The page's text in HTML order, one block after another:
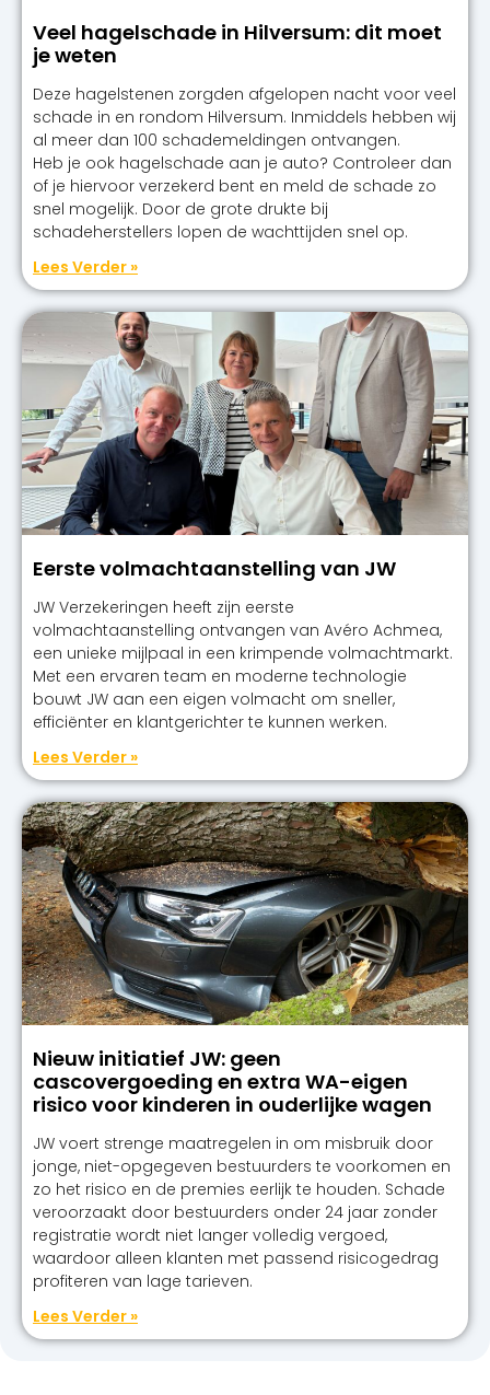
Veel hagelschade in Hilversum: dit moet
je weten
Deze hagelstenen zorgden afgelopen nacht voor veel
schade in en rondom Hilversum. Inmiddels hebben wij
al meer dan 100 schademeldingen ontvangen.
Heb je ook hagelschade aan je auto? Controleer dan
of je hiervoor verzekerd bent en meld de schade zo
snel mogelijk. Door de grote drukte bij
schadeherstellers lopen de wachttijden snel op.
Lees Verder »
Eerste volmachtaanstelling van JW
JW Verzekeringen heeft zijn eerste
volmachtaanstelling ontvangen van Avéro Achmea,
een unieke mijlpaal in een krimpende volmachtmarkt.
Met een ervaren team en moderne technologie
bouwt JW aan een eigen volmacht om sneller,
efficiënter en klantgerichter te kunnen werken.
Lees Verder »
Nieuw initiatief JW: geen
cascovergoeding en extra WA-eigen
risico voor kinderen in ouderlijke wagen
JW voert strenge maatregelen in om misbruik door
jonge, niet-opgegeven bestuurders te voorkomen en
zo het risico en de premies eerlijk te houden. Schade
veroorzaakt door bestuurders onder 24 jaar zonder
registratie wordt niet langer volledig vergoed,
waardoor alleen klanten met passend risicogedrag
profiteren van lage tarieven.
Lees Verder »